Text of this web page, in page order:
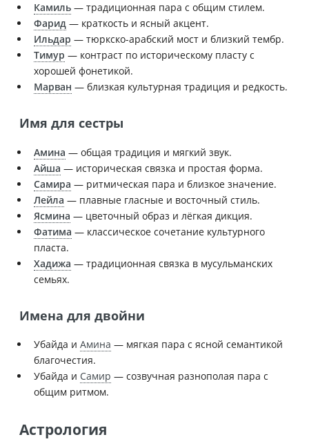
Камиль — традиционная пара с общим стилем.
Фарид — краткость и ясный акцент.
Ильдар — тюркско-арабский мост и близкий тембр.
Тимур — контраст по историческому пласту с
хорошей фонетикой.
Марван — близкая культурная традиция и редкость.
Имя для сестры
Амина — общая традиция и мягкий звук.
Айша — историческая связка и простая форма.
Самира — ритмическая пара и близкое значение.
Лейла — плавные гласные и восточный стиль.
Ясмина — цветочный образ и лёгкая дикция.
Фатима — классическое сочетание культурного
пласта.
Хадижа — традиционная связка в мусульманских
семьях.
Имена для двойни
Убайда и Амина — мягкая пара с ясной семантикой
благочестия.
Убайда и Самир — созвучная разнополая пара с
общим ритмом.
Астрология